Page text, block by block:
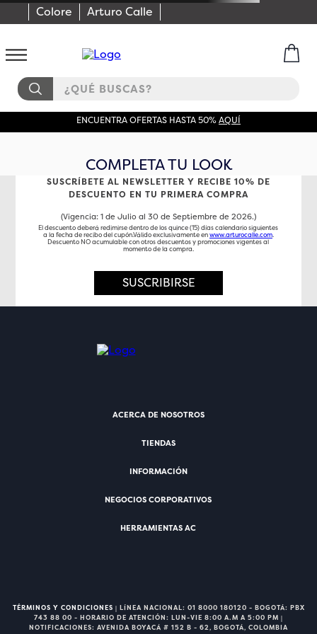
Colore Arturo Calle
¿QUÉ BUSCAS?
ENCUENTRA OFERTAS HASTA 50%AQUÍ
COMPLETA TU LOOK
SUSCRÍBETE AL NEWSLETTER Y RECIBE 10% DE
DESCUENTO EN TU PRIMERA COMPRA
(Vigencia: 1 de Julio al 30 de Septiembre de 2026.)
El descuento deberá redimirse dentro de los quince (15) días calendario siguientes
a la fecha de recibo del cupón.Válido exclusivamente enwww.arturocalle.com.
Descuento NO acumulable con otros descuentos y promociones vigentes al
momento de la compra.
SUSCRIBIRSE
ACERCA DE NOSOTROS
TIENDAS
INFORMACIÓN
NEGOCIOS CORPORATIVOS
HERRAMIENTAS AC
TÉRMINOS Y CONDICIONES | LÍNEA NACIONAL: 01 8000 180120 - BOGOTÁ: PBX
743 88 00 - HORARIO DE ATENCIÓN: LUN-VIE 8:00 A.M A 5:00 PM |
NOTIFICACIONES: AVENIDA BOYACÁ # 152 B - 62, BOGOTÁ, COLOMBIA